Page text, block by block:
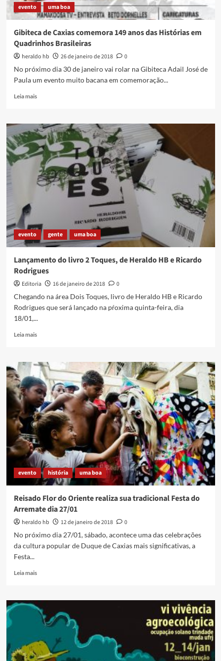
evento uma boa
Gibiteca de Caxias comemora 149 anos das Histórias em
Quadrinhos Brasileiras
heraldo hb 26 de janeiro de 2018
0
No próximo dia 30 de janeiro vai rolar na Gibiteca Adail José de
Paula um evento muito bacana em comemoração...
Leia maisRead
Gibiteca
de
Caxias
comemora
149
anos
das
Histórias
evento gente uma boa
Lançamento do livro 2 Toques, de Heraldo HB e Ricardo
Rodrigues
Editoria 16 de janeiro de 2018
0
Chegando na área Dois Toques, livro de Heraldo HB e Ricardo
Rodrigues que será lançado na pŕoxima quinta-feira, dia
18/01,...
Leia maisRead
Lançamento
do
livro
2
Toques,
de
Heraldo
HB
e
Ricardo
Rodrigues
evento história uma boa
Reisado Flor do Oriente realiza sua tradicional Festa do
Arremate dia 27/01
heraldo hb 12 de janeiro de 2018
0
No próximo dia 27/01, sábado, acontece uma das celebrações
da cultura popular de Duque de Caxias mais significativas, a
Festa...
Leia maisRead
Reisado
Flor
do
Oriente
realiza
sua
tradicional